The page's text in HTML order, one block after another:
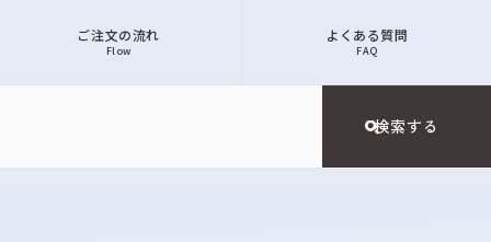
ご注文の流れ
Flow
よくある質問
FAQ